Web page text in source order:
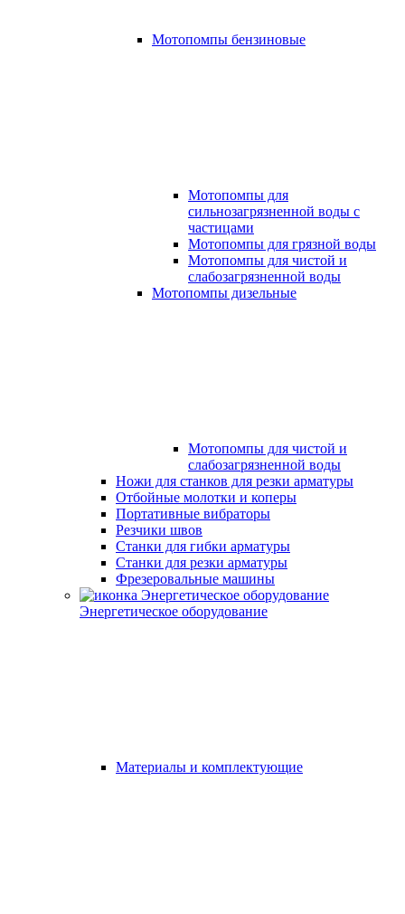
Мотопомпы бензиновые
Мотопомпы для
сильнозагрязненной воды с
частицами
Мотопомпы для грязной воды
Мотопомпы для чистой и
слабозагрязненной воды
Мотопомпы дизельные
Мотопомпы для чистой и
слабозагрязненной воды
Ножи для станков для резки арматуры
Отбойные молотки и коперы
Портативные вибраторы
Резчики швов
Станки для гибки арматуры
Станки для резки арматуры
Фрезеровальные машины
Энергетическое оборудование
Материалы и комплектующие